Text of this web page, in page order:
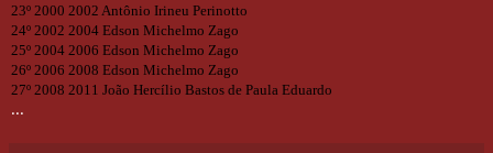
23º 2000 2002 Antônio Irineu Perinotto
24º 2002 2004 Edson Michelmo Zago
25º 2004 2006 Edson Michelmo Zago
26º 2006 2008 Edson Michelmo Zago
27º 2008 2011 João Hercílio Bastos de Paula Eduardo
...